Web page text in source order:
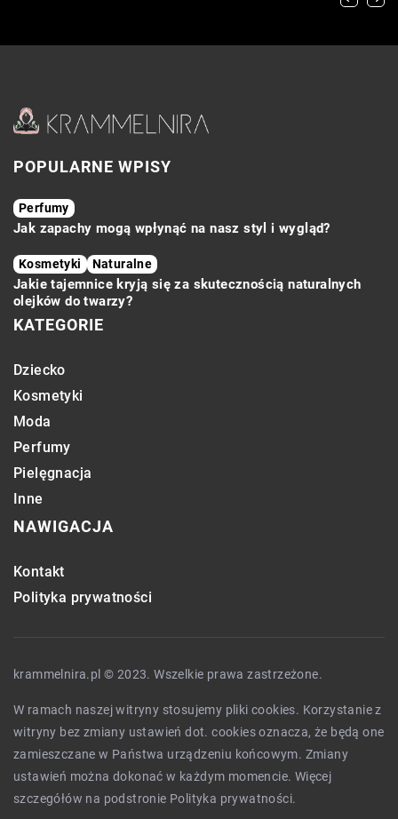
POPULARNE WPISY
Perfumy
Jak zapachy mogą wpłynąć na nasz styl i wygląd?
Kosmetyki Naturalne
Jakie tajemnice kryją się za skutecznością naturalnych
olejków do twarzy?
KATEGORIE
Dziecko
Kosmetyki
Moda
Perfumy
Pielęgnacja
Inne
NAWIGACJA
Kontakt
Polityka prywatności
krammelnira.pl © 2023. Wszelkie prawa zastrzeżone.
W ramach naszej witryny stosujemy pliki cookies. Korzystanie z
witryny bez zmiany ustawień dot. cookies oznacza, że będą one
zamieszczane w Państwa urządzeniu końcowym. Zmiany
ustawień można dokonać w każdym momencie. Więcej
szczegółów na podstronie Polityka prywatności.